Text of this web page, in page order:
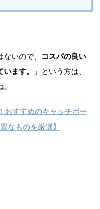
いので、
コスパの良い
ます。
」という方は、
おすすめのキャッチボー
なものを厳選】